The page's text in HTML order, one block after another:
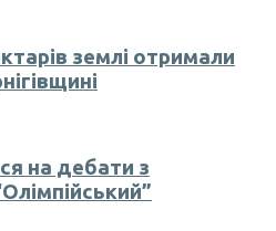
землі отримали
на дебати з